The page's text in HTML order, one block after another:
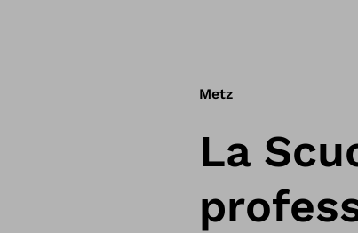
Metz
La